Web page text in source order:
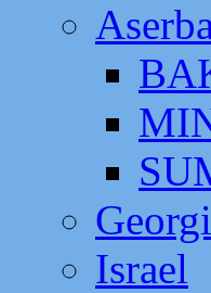
Israel